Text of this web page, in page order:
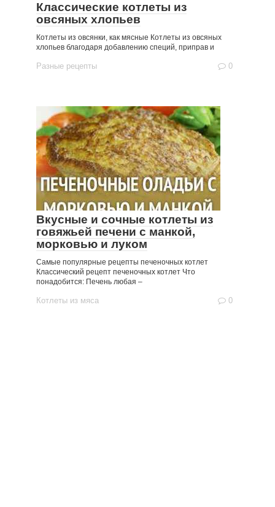
Классические котлеты из
овсяных хлопьев
Котлеты из овсянки, как мясные Котлеты из овсяных
хлопьев благодаря добавлению специй, приправ и
Разные рецепты 0
Вкусные и сочные котлеты из
говяжьей печени с манкой,
морковью и луком
Самые популярные рецепты печеночных котлет
Классический рецепт печеночных котлет Что
понадобится: Печень любая –
Котлеты из мяса 0